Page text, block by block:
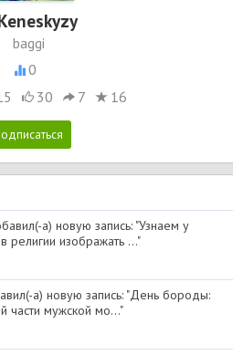
baggi
0
30 7 16
а) новую запись: "Узнаем у
религии изображать ..."
а) новую запись: "День бороды:
части мужской мо..."